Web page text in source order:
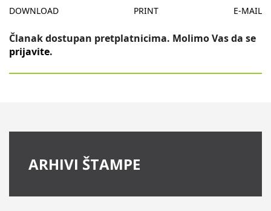
DOWNLOAD PRINT E-MAIL
Članak dostupan pretplatnicima. Molimo Vas da se
prijavite.
ARHIVI ŠTAMPE